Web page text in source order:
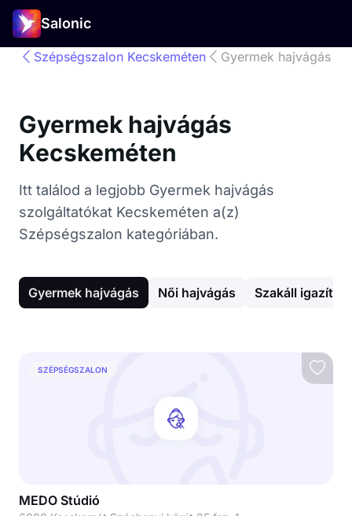
Salonic
Szépségszalon Kecskeméten Gyermek hajvágás
Gyermek hajvágás
Kecskeméten
Itt találod a legjobb Gyermek hajvágás
szolgáltatókat Kecskeméten a(z)
Szépségszalon kategóriában.
Gyermek hajvágás Női hajvágás Szakáll igazítás
SZÉPSÉGSZALON
MEDO Stúdió